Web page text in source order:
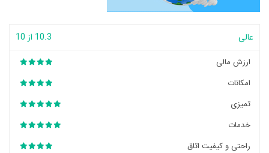
عالی 10.3 از 10
ارزش مالی
امکانات
تمیزی
خدمات
راحتی و کیفیت اتاق